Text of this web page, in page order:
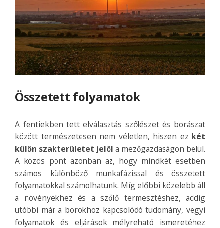
Összetett folyamatok
A fentiekben tett elválasztás szőlészet és borászat
között természetesen nem véletlen, hiszen ez két
külön szakterületet jelöl a mezőgazdaságon belül.
A közös pont azonban az, hogy mindkét esetben
számos különböző munkafázissal és összetett
folyamatokkal számolhatunk. Míg előbbi közelebb áll
a növényekhez és a szőlő termesztéshez, addig
utóbbi már a borokhoz kapcsolódó tudomány, vegyi
folyamatok és eljárások mélyreható ismeretéhez